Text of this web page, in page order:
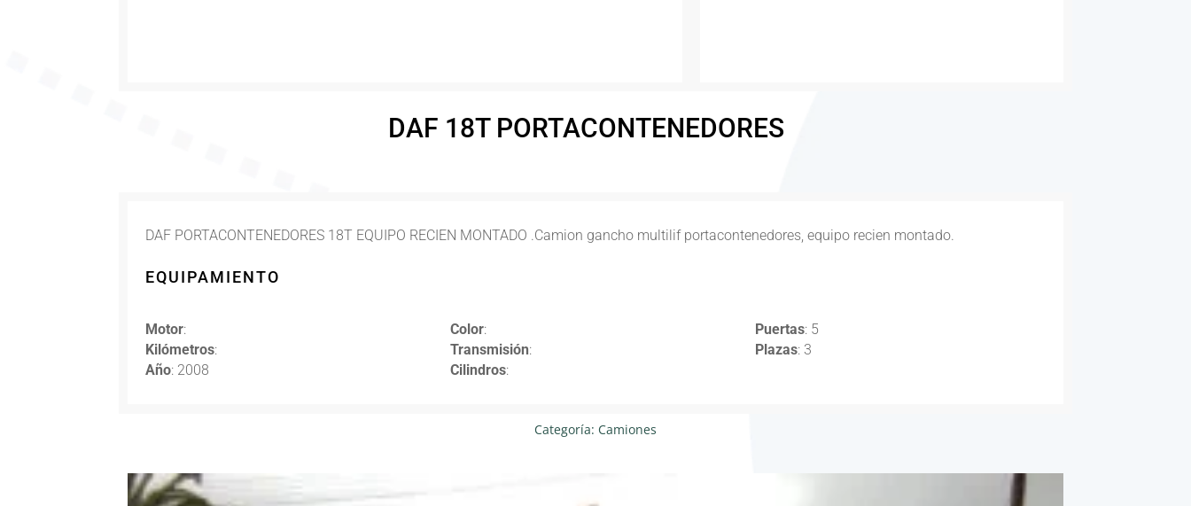
DAF 18T PORTACONTENEDORES
DAF PORTACONTENEDORES 18T EQUIPO RECIEN MONTADO .Camion gancho multilif portacontenedores, equipo recien montado.
EQUIPAMIENTO
Motor:
Kilómetros:
Año: 2008
Color:
Transmisión:
Cilindros:
Puertas: 5
Plazas: 3
Categoría: Camiones